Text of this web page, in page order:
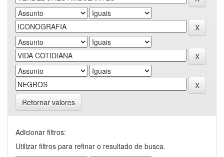
Retornar valores
Adicionar filtros:
Utilizar filtros para refinar o resultado de busca.